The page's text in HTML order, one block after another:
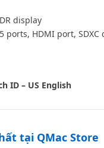
display
ports, HDMI port,
ID – US English
tại QMac Store